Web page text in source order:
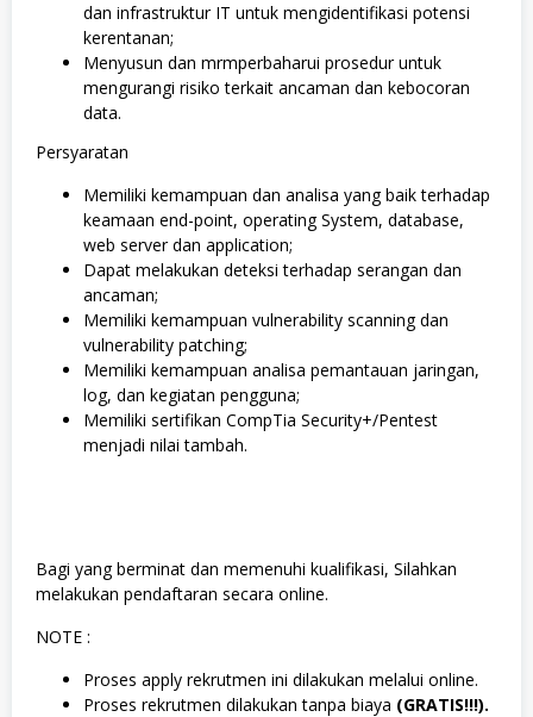
dan infrastruktur IT untuk mengidentifikasi potensi
kerentanan;
Menyusun dan mrmperbaharui prosedur untuk
mengurangi risiko terkait ancaman dan kebocoran
data.
Persyaratan
Memiliki kemampuan dan analisa yang baik terhadap
keamaan end-point, operating System, database,
web server dan application;
Dapat melakukan deteksi terhadap serangan dan
ancaman;
Memiliki kemampuan vulnerability scanning dan
vulnerability patching;
Memiliki kemampuan analisa pemantauan jaringan,
log, dan kegiatan pengguna;
Memiliki sertifikan CompTia Security+/Pentest
menjadi nilai tambah.
Bagi yang berminat dan memenuhi kualifikasi, Silahkan
melakukan pendaftaran secara online.
NOTE :
Proses apply rekrutmen ini dilakukan melalui online.
Proses rekrutmen dilakukan tanpa biaya (GRATIS!!!).